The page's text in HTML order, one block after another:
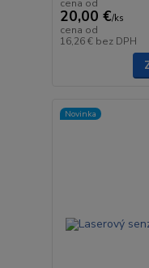
cena od
20,00 €/ks
cena od
16,26 € bez DPH
Novinka